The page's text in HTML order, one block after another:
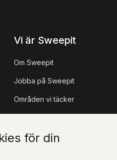
för din
Vi är Sweepit
Om Sweepit
Jobba på Sweepit
Områden vi täcker
Kontakt